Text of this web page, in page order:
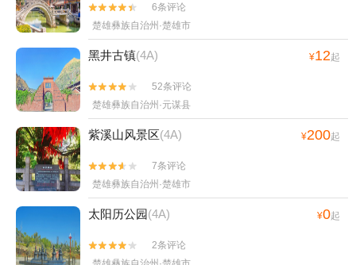


6条评论
楚雄彝族自治州·楚雄市
黑井古镇(4A) ¥12起


52条评论
楚雄彝族自治州·元谋县
紫溪山风景区(4A) ¥200起


7条评论
楚雄彝族自治州·楚雄市
太阳历公园(4A) ¥0起


2条评论